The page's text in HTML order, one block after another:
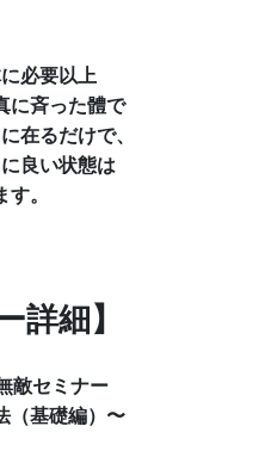
必要以上
に斉った體で
在るだけで、
良い状態は
す。
詳細】
敵セミナー
（基礎編）〜